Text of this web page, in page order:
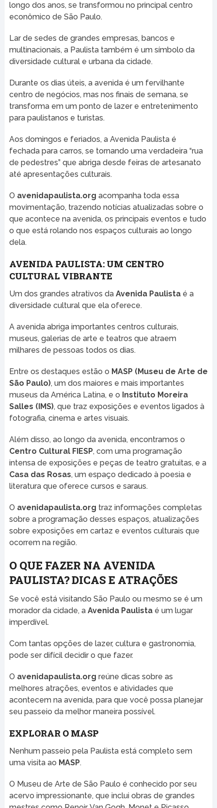
longo dos anos, se transformou no principal centro
econômico de São Paulo.
Lar de sedes de grandes empresas, bancos e
multinacionais, a Paulista também é um símbolo da
diversidade cultural e urbana da cidade.
Durante os dias úteis, a avenida é um fervilhante
centro de negócios, mas nos finais de semana, se
transforma em um ponto de lazer e entretenimento
para paulistanos e turistas.
Aos domingos e feriados, a Avenida Paulista é
fechada para carros, se tornando uma verdadeira “rua
de pedestres” que abriga desde feiras de artesanato
até apresentações culturais.
O avenidapaulista.org acompanha toda essa
movimentação, trazendo notícias atualizadas sobre o
que acontece na avenida, os principais eventos e tudo
o que está rolando nos espaços culturais ao longo
dela.
AVENIDA PAULISTA: UM CENTRO
CULTURAL VIBRANTE
Um dos grandes atrativos da Avenida Paulistaé a
diversidade cultural que ela oferece.
A avenida abriga importantes centros culturais,
museus, galerias de arte e teatros que atraem
milhares de pessoas todos os dias.
Entre os destaques estão o MASP (Museu de Arte de
São Paulo), um dos maiores e mais importantes
museus da América Latina, e o Instituto Moreira
Salles (IMS), que traz exposições e eventos ligados à
fotografia, cinema e artes visuais.
Além disso, ao longo da avenida, encontramos o
Centro Cultural FIESP, com uma programação
intensa de exposições e peças de teatro gratuitas, e a
Casa das Rosas, um espaço dedicado à poesia e
literatura que oferece cursos e saraus.
O avenidapaulista.org traz informações completas
sobre a programação desses espaços, atualizações
sobre exposições em cartaz e eventos culturais que
ocorrem na região.
O QUE FAZER NA AVENIDA
PAULISTA? DICAS E ATRAÇÕES
Se você está visitando São Paulo ou mesmo se é um
morador da cidade, a Avenida Paulistaé um lugar
imperdível.
Com tantas opções de lazer, cultura e gastronomia,
pode ser difícil decidir o que fazer.
O avenidapaulista.org reúne dicas sobre as
melhores atrações, eventos e atividades que
acontecem na avenida, para que você possa planejar
seu passeio da melhor maneira possível.
EXPLORAR O MASP
Nenhum passeio pela Paulista está completo sem
uma visita ao MASP.
O Museu de Arte de São Paulo é conhecido por seu
acervo impressionante, que inclui obras de grandes